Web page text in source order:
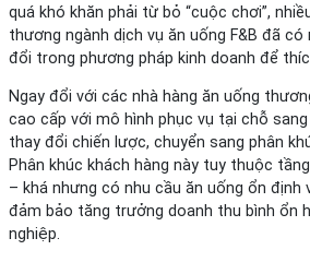
quá khó khăn phải từ bỏ “cuộc chơi”,
thương ngành dịch vụ ăn uống F&B đã
đổi trong phương pháp kinh doanh để
Ngay đổi với các nhà hàng ăn uống
cao cấp với mô hình phục vụ tại chỗ
thay đổi chiến lược, chuyển sang phân
Phân khúc khách hàng này tuy thuộc
– khá nhưng có nhu cầu ăn uống ổn định
đảm bảo tăng trưởng doanh thu bình ổn
nghiệp.